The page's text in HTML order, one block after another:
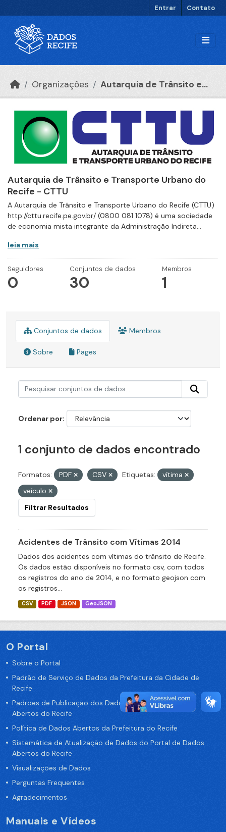
Entrar Contato
Organizações Autarquia de Trânsito e...
Autarquia de Trânsito e Transporte Urbano do
Recife - CTTU
A Autarquia de Trânsito e Transporte Urbano do Recife (CTTU)
http://cttu.recife.pe.gov.br/ (0800 081 1078) é uma sociedade
de economia mista integrante da Administração Indireta...
leia mais
Seguidores
0
Conjuntos de dados
30
Membros
1
Conjuntos de dados Membros
Sobre Pages
Ordenar por
1 conjunto de dados encontrado
Formatos: PDF CSV Etiquetas:
vítima
veículo
Filtrar Resultados
Acidentes de Trânsito com Vítimas 2014
Dados dos acidentes com vítimas do trânsito de Recife.
Os dados estão disponíveis no formato csv, com todos
os registros do ano de 2014, e no formato geojson com
os registros...
CSV PDF JSON GeoJSON
O Portal
Sobre o Portal
Padrão de Serviço de Dados da Prefeitura da Cidade de
Recife
Padrões de Publicação dos Dados no Portal de Dados
Abertos do Recife
Política de Dados Abertos da Prefeitura do Recife
Sistemática de Atualização de Dados do Portal de Dados
Abertos do Recife
Visualizações de Dados
Perguntas Frequentes
Agradecimentos
Manuais e Vídeos